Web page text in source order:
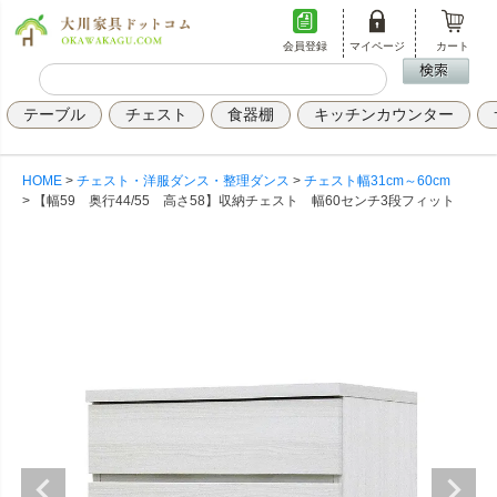
会員登録 マイページ カート
テーブル チェスト 食器棚 キッチンカウンター
HOME チェスト・洋服ダンス・整理ダンス
チェスト幅31cm～60cm
【幅59 奥行44/55 高さ58】収納チェスト 幅60センチ3段フィット